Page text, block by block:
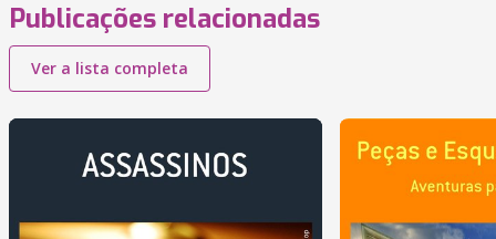
Publicações relacionadas
Ver a lista completa